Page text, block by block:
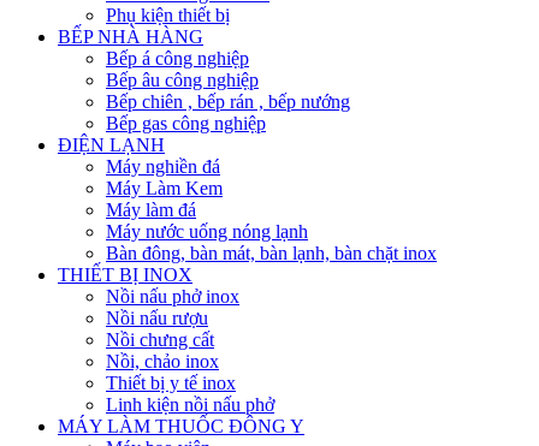
Phụ kiện thiết bị
BẾP NHÀ HÀNG
Bếp á công nghiệp
Bếp âu công nghiệp
Bếp chiên , bếp rán , bếp nướng
Bếp gas công nghiệp
ĐIỆN LẠNH
Máy nghiền đá
Máy Làm Kem
Máy làm đá
Máy nước uống nóng lạnh
Bàn đông, bàn mát, bàn lạnh, bàn chặt inox
THIẾT BỊ INOX
Nồi nấu phở inox
Nồi nấu rượu
Nồi chưng cất
Nồi, chảo inox
Thiết bị y tế inox
Linh kiện nồi nấu phở
MÁY LÀM THUỐC ĐÔNG Y